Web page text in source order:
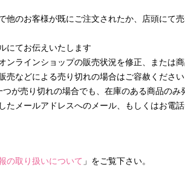
他のお客様が既にご注文されたか、店頭にて
にてお伝えいたします
ラインショップの販売状況を修正、または商
売などによる売り切れの場合はご容赦ください
が売り切れの場合でも、在庫のある商品のみ
たメールアドレスへのメール、もしくはお電
の取り扱いについて 」をご覧下さい。